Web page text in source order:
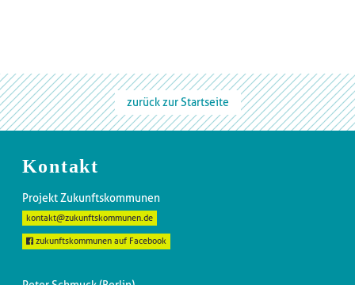
zurück zur Startseite
Kontakt
Projekt Zukunftskommunen
kontakt@zukunftskommunen.de
zukunftskommunen auf Facebook